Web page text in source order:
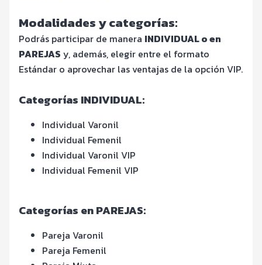
Modalidades y categorías:
Podrás participar de manera INDIVIDUAL o en
PAREJAS y, además, elegir entre el formato
Estándar o aprovechar las ventajas de la opción VIP.
Categorías INDIVIDUAL:
Individual Varonil
Individual Femenil
Individual Varonil VIP
Individual Femenil VIP
Categorías en PAREJAS:
Pareja Varonil
Pareja Femenil